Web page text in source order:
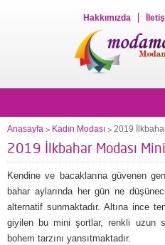
Hakkımızda
Anasayfa > Kadın Modası > 2019
2019 İlkbahar Modası
Kendine ve bacaklarına güvenen
bahar aylarında her gün ne
alternatif sunmaktadır. Altına ince
giyilen bu mini şortlar, renkli uzun
bohem tarzını yansıtmaktadır.